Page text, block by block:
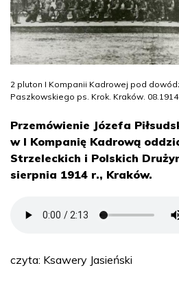
2 pluton I Kompanii Kadrowej pod
Paszkowskiego ps. Krok. Kraków.
Przemówienie Józefa
w I Kompanię Kadrową
Strzeleckich i Polskich
sierpnia 1914 r., Kraków.
czyta: Ksawery Jasieński